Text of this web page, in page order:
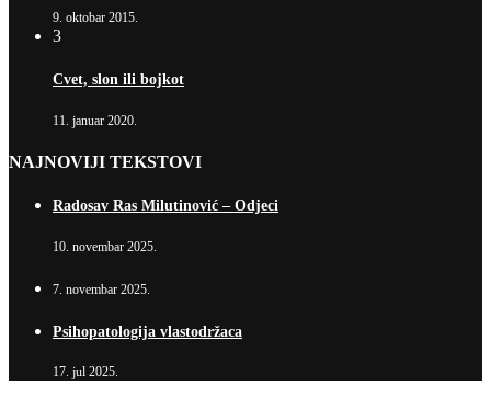
9. oktobar 2015.
3
Cvet, slon ili bojkot
11. januar 2020.
NAJNOVIJI TEKSTOVI
Radosav Ras Milutinović – Odjeci
10. novembar 2025.
7. novembar 2025.
Psihopatologija vlastodržaca
17. jul 2025.